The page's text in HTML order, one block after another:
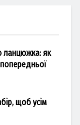
ланцюжка: як
щоб усім